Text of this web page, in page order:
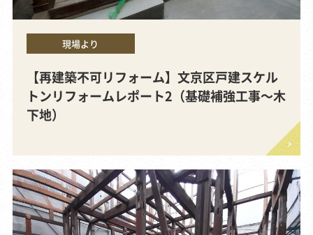
現場より
【再建築不可リフォーム】文京区戸建スケル
トンリフォームレポート2（基礎補強工事～木
下地）